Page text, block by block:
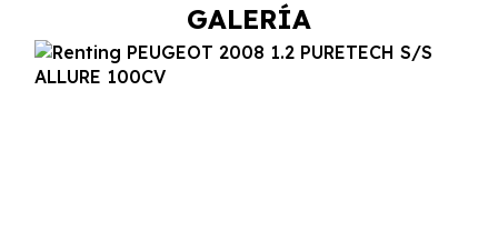
GALERÍA